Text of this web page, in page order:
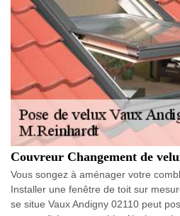
Couvreur Changement de
Vous songez à aménager votre
Installer une fenêtre de toit sur
se situe Vaux Andigny 02110 peut